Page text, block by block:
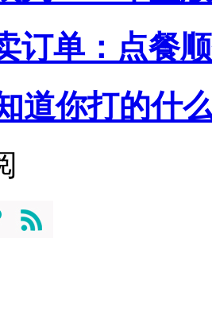
订单：点餐
道你打的什